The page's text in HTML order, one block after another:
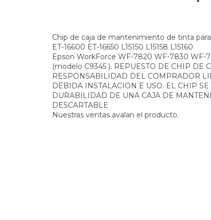
Chip de caja de mantenimiento de tinta
ET-16600 ET-16650 L15150 L15158 L15160
Epson WorkForce WF-7820 WF-7830
(modelo C9345 ). REPUESTO DE CHIP DE
RESPONSABILIDAD DEL COMPRADOR
DEBIDA INSTALACION E USO. EL CHIP
DURABILIDAD DE UNA CAJA DE
DESCARTABLE
Nuestras ventas avalan el producto.